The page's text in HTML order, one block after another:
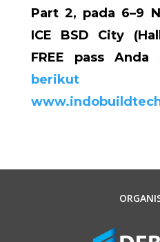
Part 2, pada 6–9
ICE BSD City
FREE pass Anda
berikut